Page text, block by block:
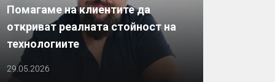
Помагаме на клиентите да
откриват реалната стойност на
технологиите
29.05.2026